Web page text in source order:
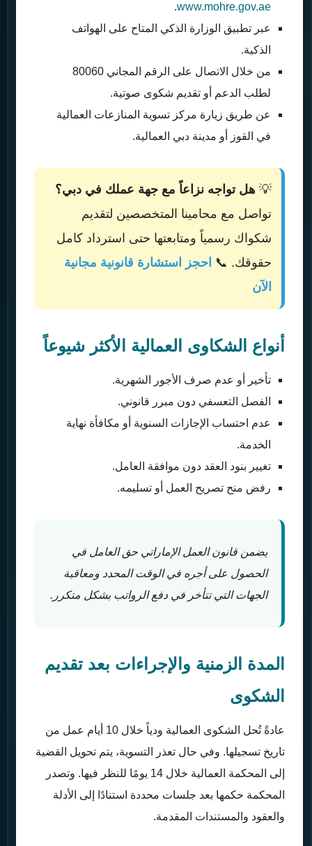
www.mohre.gov.ae
.
عبر تطبيق الوزارة الذكي المتاح على الهواتف
الذكية.
من خلال الاتصال على الرقم المجاني 80060
لطلب الدعم أو تقديم شكوى صوتية.
عن طريق زيارة مركز تسوية المنازعات العمالية
في القوز أو مدينة دبي العمالية.
💡 هل تواجه نزاعاً مع جهة عملك في دبي؟
تواصل مع محامينا المتخصصين لتقديم
شكواك رسمياً ومتابعتها حتى استرداد كامل
حقوقك. 📞 احجز استشارة قانونية مجانية
الآن
أنواع الشكاوى العمالية الأكثر شيوعاً
تأخير أو عدم صرف الأجور الشهرية.
الفصل التعسفي دون مبرر قانوني.
عدم احتساب الإجازات السنوية أو مكافأة نهاية
الخدمة.
تغيير بنود العقد دون موافقة العامل.
رفض منح تصريح العمل أو تسليمه.
يضمن قانون العمل الإماراتي حق العامل في
الحصول على أجره في الوقت المحدد ومعاقبة
الجهات التي تتأخر في دفع الرواتب بشكل متكرر.
المدة الزمنية والإجراءات بعد تقديم
الشكوى
عادةً تُحل الشكوى العمالية ودياً خلال 10 أيام عمل من
تاريخ تسجيلها. وفي حال تعذر التسوية، يتم تحويل القضية
إلى المحكمة العمالية خلال 14 يومًا للنظر فيها. وتصدر
المحكمة حكمها بعد جلسات محددة استنادًا إلى الأدلة
والعقود والمستندات المقدمة.